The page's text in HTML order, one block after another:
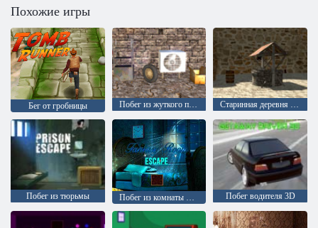
Похожие игры
Бег от гробницы Побег из жуткого подвала: эпизод 1 Старинная деревня 2: побег
Побег из тюрьмы Побег водителя 3D